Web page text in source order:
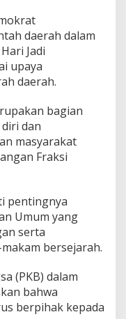
daerah dalam
Jadi
upaya
daerah.
bagian
dan
masyarakat
Fraksi
pentingnya
Umum yang
serta
bersejarah.
(PKB) dalam
bahwa
berpihak kepada